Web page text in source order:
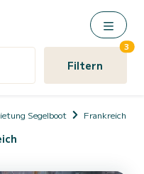
Filtern
3
Segelboot Frankreich